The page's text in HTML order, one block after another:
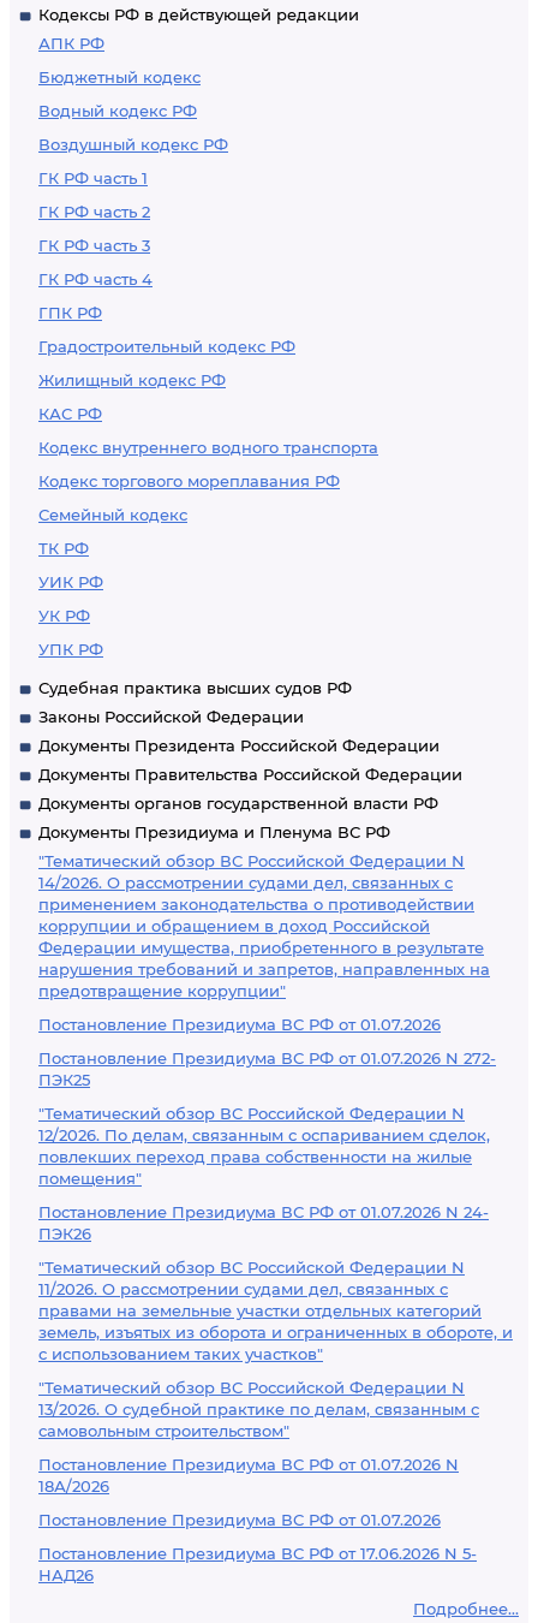
Кодексы РФ в действующей редакции
АПК РФ
Бюджетный кодекс
Водный кодекс РФ
Воздушный кодекс РФ
ГК РФ часть 1
ГК РФ часть 2
ГК РФ часть 3
ГК РФ часть 4
ГПК РФ
Градостроительный кодекс РФ
Жилищный кодекс РФ
КАС РФ
Кодекс внутреннего водного транспорта
Кодекс торгового мореплавания РФ
Семейный кодекс
ТК РФ
УИК РФ
УК РФ
УПК РФ
Судебная практика высших судов РФ
Законы Российской Федерации
Документы Президента Российской Федерации
Документы Правительства Российской Федерации
Документы органов государственной власти РФ
Документы Президиума и Пленума ВС РФ
"Тематический обзор ВС Российской Федерации N
14/2026. О рассмотрении судами дел, связанных с
применением законодательства о противодействии
коррупции и обращением в доход Российской
Федерации имущества, приобретенного в результате
нарушения требований и запретов, направленных на
предотвращение коррупции"
Постановление Президиума ВС РФ от 01.07.2026
Постановление Президиума ВС РФ от 01.07.2026 N 272-
ПЭК25
"Тематический обзор ВС Российской Федерации N
12/2026. По делам, связанным с оспариванием сделок,
повлекших переход права собственности на жилые
помещения"
Постановление Президиума ВС РФ от 01.07.2026 N 24-
ПЭК26
"Тематический обзор ВС Российской Федерации N
11/2026. О рассмотрении судами дел, связанных с
правами на земельные участки отдельных категорий
земель, изъятых из оборота и ограниченных в обороте, и
с использованием таких участков"
"Тематический обзор ВС Российской Федерации N
13/2026. О судебной практике по делам, связанным с
самовольным строительством"
Постановление Президиума ВС РФ от 01.07.2026 N
18А/2026
Постановление Президиума ВС РФ от 01.07.2026
Постановление Президиума ВС РФ от 17.06.2026 N 5-
НАД26
Подробнее...